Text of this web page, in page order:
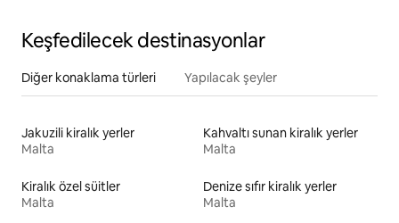
Keşfedilecek destinasyonlar
Diğer konaklama türleri Yapılacak şeyler
Jakuzili kiralık yerler
Malta
Kahvaltı sunan kiralık yerler
Malta
Kiralık özel süitler
Malta
Denize sıfır kiralık yerler
Malta